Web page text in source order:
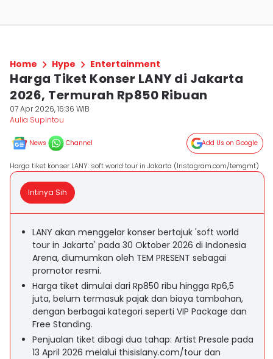
Home Hype Entertainment
Harga Tiket Konser LANY di Jakarta
2026, Termurah Rp850 Ribuan
07 Apr 2026, 16:36 WIB
Aulia Supintou
News Channel Add Us on Google
Harga tiket konser LANY: soft world tour in Jakarta (Instagram.com/temgmt)
Intinya Sih
LANY akan menggelar konser bertajuk 'soft world
tour in Jakarta' pada 30 Oktober 2026 di Indonesia
Arena, diumumkan oleh TEM PRESENT sebagai
promotor resmi.
Harga tiket dimulai dari Rp850 ribu hingga Rp6,5
juta, belum termasuk pajak dan biaya tambahan,
dengan berbagai kategori seperti VIP Package dan
Free Standing.
Penjualan tiket dibagi dua tahap: Artist Presale pada
13 April 2026 melalui thisislany.com/tour dan